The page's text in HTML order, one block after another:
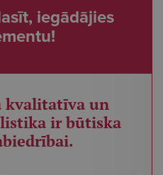
iegādājies
kvalitatīva un
ir būtiska